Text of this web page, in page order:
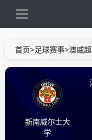
首页>足球赛事>澳威超
新南威尔士大
学